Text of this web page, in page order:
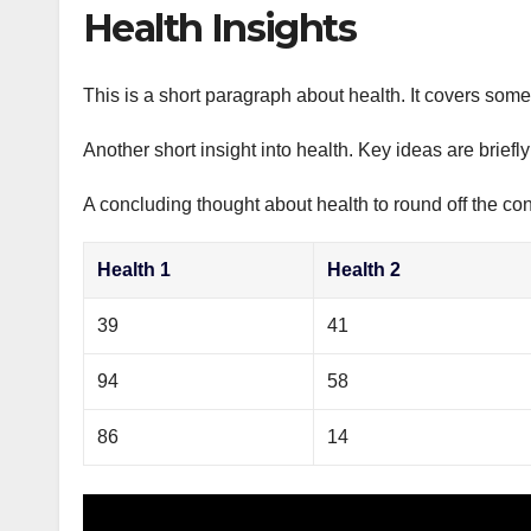
Health Insights
This is a short paragraph about health. It covers
Another short insight into health. Key ideas are
A concluding thought about health to round off the
Health 1 Health 2
39 41
94 58
86 14